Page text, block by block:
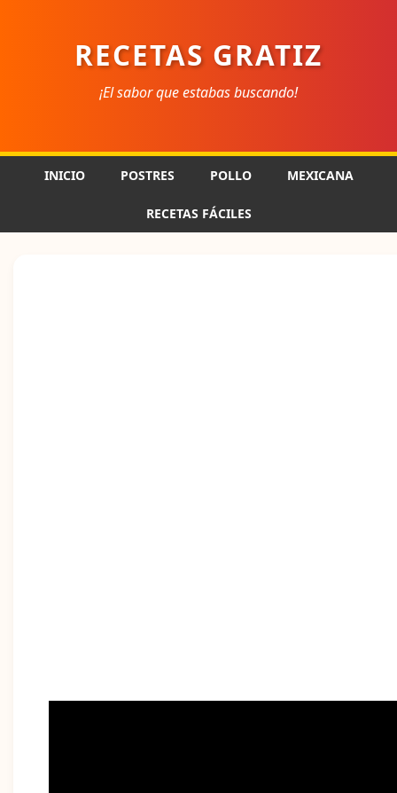
RECETAS GRATIZ
¡El sabor que estabas buscando!
INICIO POSTRES POLLO MEXICANA
RECETAS FÁCILES